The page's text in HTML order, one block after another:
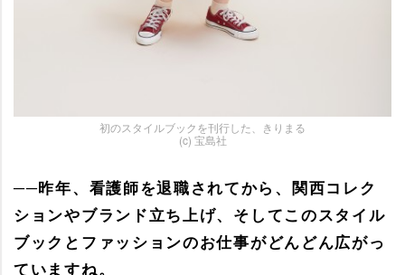
初のスタイルブックを刊行した、きりまる
(c) 宝島社
──昨年、看護師を退職されてから、関西コレク
ションやブランド立ち上げ、そしてこのスタイル
ブックとファッションのお仕事がどんどん広がっ
ていますね。